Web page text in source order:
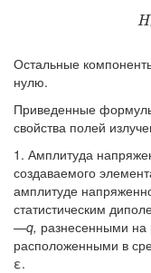
H
Остальные
нулю.
Приведенные
свойства полей
1. Амплитуда
создаваемого
амплитуде
статистическим
—q, разнесенными на
расположенными в
ε.